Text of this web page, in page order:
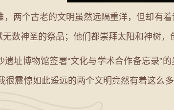
两个古老的文明虽然远隔重洋，但却有
数神圣的祭品；他们都崇拜太阳和神树，
址博物馆签署“文化与学术合作备忘录”
很震惊如此遥远的两个文明竟然有着这么